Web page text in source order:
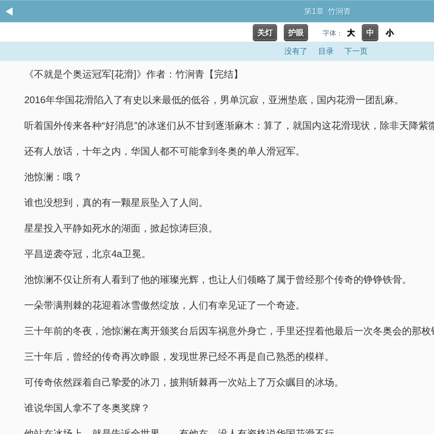
第1章 竹涧青
关灯 护眼 字体： 大 中 小
没有了 目录 下一页
《不就是个奥运冠军[花滑]》作者：竹涧青【完结】
2016年华国花滑陷入了有史以来最低的低谷，男单沉寂，亚洲垫底，国内花滑一团乱麻。
听着国外传来各种“好消息”的冰迷们从不甘到逐渐麻木：算了，就国内这花滑现状，除非天降
还有人放话，十年之内，华国人都不可能拿到冬奥的单人滑冠军。
池惊澜：哦？
谁也没想到，真的有一颗星辰坠入了人间。
星星投入平静如死水的湖面，掀起惊涛巨浪。
平昌逆袭夺冠，北京4a卫冕。
池惊澜不仅让所有人看到了他的璀璨光辉，也让人们领略了属于曾经那个传奇的铮铮铁骨。
一朵带满荆棘的花迎着冰雪傲然绽放，人们有幸见证了一个奇迹。
三十年前的冬夜，池惊澜在离开颁奖台后因车祸意外身亡，手里还捏着他最后一次冬奥会的那枚
三十年后，曾经的传奇再次睁眼，发现世界已经不再是自己熟悉的模样。
可传奇依然踩着自己挚爱的冰刀，披荆斩棘再一次站上了万众瞩目的冰场。
谁说华国人拿不了冬奥奖牌？